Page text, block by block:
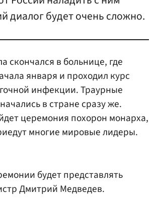
диалог будет очень сложно.
скончался в больнице, где
января и проходил курс
инфекции. Траурные
в стране сразу же.
церемония похорон монарха,
многие мировые лидеры.
будет представлять
Дмитрий Медведев.